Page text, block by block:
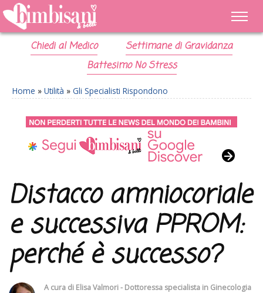
Chiedi al Medico
Settimane di Gravidanza
Battesimo No Stress
Home » Utilità » Gli Specialisti Rispondono
Distacco amniocoriale
e successiva PPROM:
perché è successo?
A cura di Elisa Valmori - Dottoressa specialista in Ginecologia